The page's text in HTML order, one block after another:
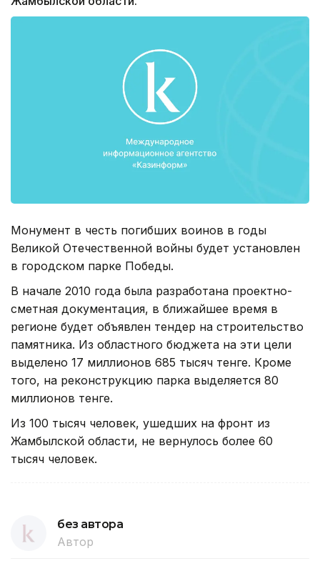
Монумент в честь погибших воинов в годы
Великой Отечественной войны будет установлен
в городском парке Победы.
В начале 2010 года была разработана проектно-
сметная документация, в ближайшее время в
регионе будет объявлен тендер на строительство
памятника. Из областного бюджета на эти цели
выделено 17 миллионов 685 тысяч тенге. Кроме
того, на реконструкцию парка выделяется 80
миллионов тенге.
Из 100 тысяч человек, ушедших на фронт из
Жамбылской области, не вернулось более 60
тысяч человек.
без автора
Автор